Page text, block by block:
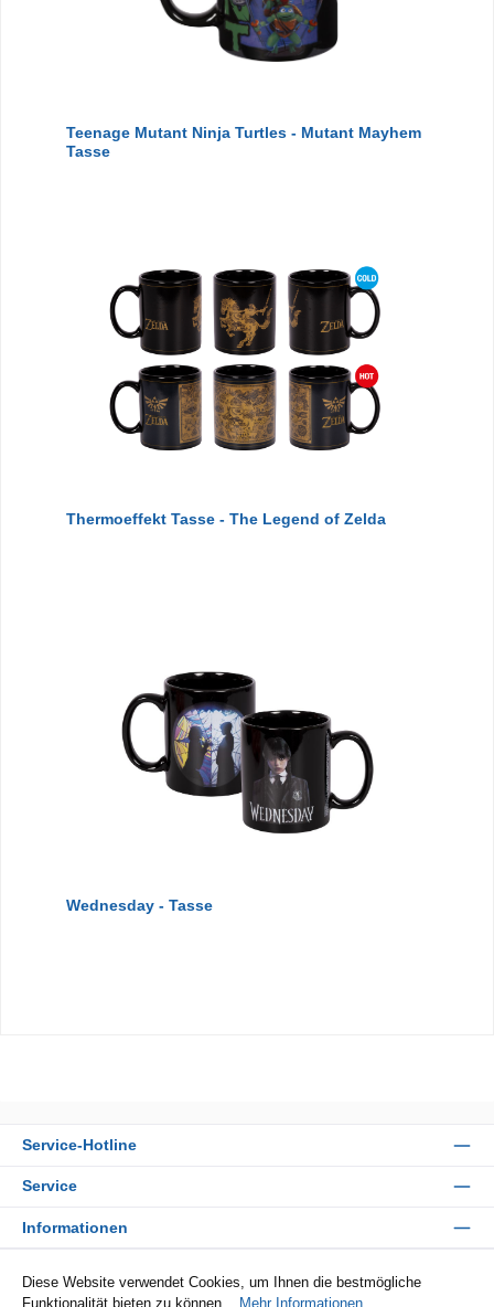
Teenage Mutant Ninja Turtles - Mutant Mayhem
Tasse
Thermoeffekt Tasse - The Legend of Zelda
Wednesday - Tasse
Service-Hotline
Service
Informationen
Diese Website verwendet Cookies, um Ihnen die bestmögliche
Funktionalität bieten zu können...
Mehr Informationen